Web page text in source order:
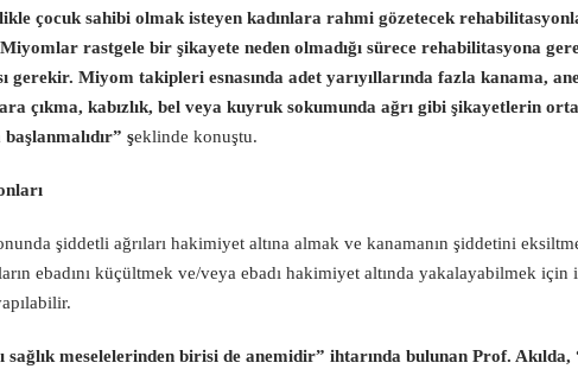
çocuk sahibi olmak isteyen kadınlara rahmi gözetecek
rastgele bir şikayete neden olmadığı sürece rehabilitasyona
gerekir. Miyom takipleri esnasında adet yarıyıllarında fazla kanama,
çıkma, kabızlık, bel veya kuyruk sokumunda ağrı gibi şikayetlerin
şeklinde konuştu.
şiddetli ağrıları hakimiyet altına almak ve kanamanın şiddetini
ebadını küçültmek ve/veya ebadı hakimiyet altında yakalayabilmek için
sağlık meselelerinden birisi de anemidir” ihtarında bulunan Prof.